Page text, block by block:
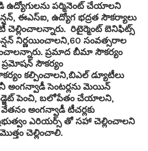
ఉద్యోగులను పర్మినెంట్ చేయాలని
ఈఎస్ఐ, ఉద్యోగ భద్రత సౌకర్యాలు
చెల్లించాలన్నారు. రిటైర్మెంట్ బెనిఫిట్స్
పెన్షన్ నిర్ణయించాలని,60 సంవత్సరాల
ప్రమాద బీమా సౌకర్యం
ప్రమోషన్ సౌకర్యం
కల్పించాలని,బిఎల్ డ్యూటీలు
అంగన్వాడీ సెంటర్లను మెయిన్
బడ్జెట్ పెంచి, బలోపేతం చేయాలని,
అంగన్వాడీ టీచర్లకు
ప్రభుత్వం ఎరియర్స్ తో సహా చెల్లించాలని
చెల్లించాలి.